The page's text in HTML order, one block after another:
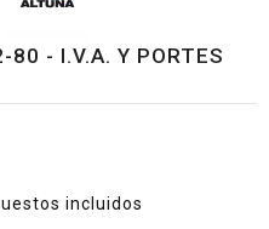
80 - I.V.A. Y PORTES
incluidos